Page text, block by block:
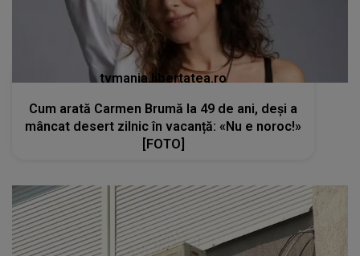
tvmania.libertatea.ro
Cum arată Carmen Brumă la 49 de ani, deși a
mâncat desert zilnic în vacanță: «Nu e noroc!»
[FOTO]